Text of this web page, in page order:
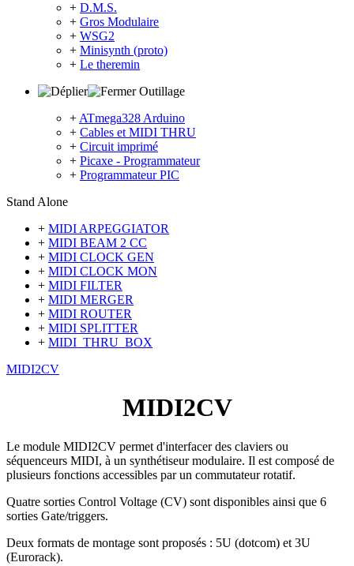
+ D.M.S.
+ Gros Modulaire
+ WSG2
+ Minisynth (proto)
+ Le theremin
Outillage
+ ATmega328 Arduino
+ Cables et MIDI THRU
+ Circuit imprimé
+ Picaxe - Programmateur
+ Programmateur PIC
Stand Alone
+ MIDI ARPEGGIATOR
+ MIDI BEAM 2 CC
+ MIDI CLOCK GEN
+ MIDI CLOCK MON
+ MIDI FILTER
+ MIDI MERGER
+ MIDI ROUTER
+ MIDI SPLITTER
+ MIDI_THRU_BOX
MIDI2CV
MIDI2CV
Le module MIDI2CV permet d'interfacer des claviers ou
séquenceurs MIDI, à un synthétiseur modulaire. Il est composé de
plusieurs fonctions accessibles par un commutateur rotatif.
Quatre sorties Control Voltage (CV) sont disponibles ainsi que 6
sorties Gate/triggers.
Deux formats de montage sont proposés : 5U (dotcom) et 3U
(Eurorack).